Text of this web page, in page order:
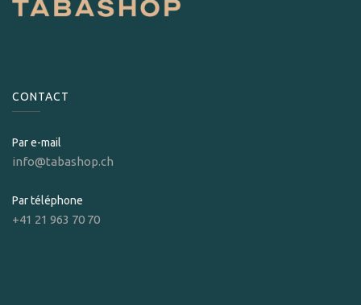
CONTACT
Par e-mail
info@tabashop.ch
Par téléphone
+41 21 963 70 70